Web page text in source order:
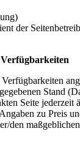
der
Stand
Seite jederzeit
zu Preis
den